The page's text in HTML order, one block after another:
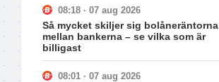
08:18 · 07 aug 2026
Så mycket skiljer sig bolåneräntorna
mellan bankerna – se vilka som är
billigast
08:01 · 07 aug 2026